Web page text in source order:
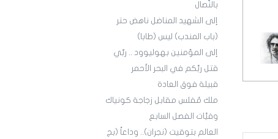
بالنِّصال
إلى الشهيد المناضل ناهض حتر
(باب المندب) ليس (طابا)
إلى المؤمنين بهوليوود .. ربِّي
قتل ربَّكم في البحر الأحمر
قبيلة فوق العادة
ملك مُفلس مقابل زجاجة كونياك
وفيَّات الفصل السابع
العالم بتوقيت (نجران).. وداعاً (بج